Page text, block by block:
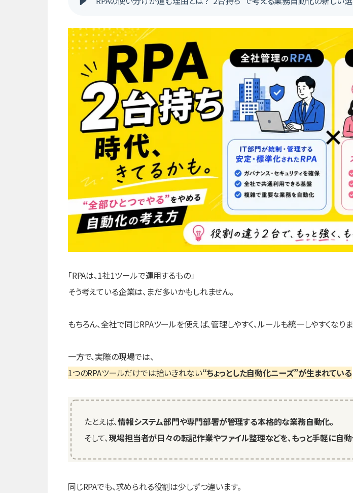
「RPAは、1社1ツールで運用するもの」
そう考えている企業は、まだ多いかもしれません。
もちろん、全社で同じRPAツールを使えば、管理しやすく、ルールも統一しやすくなりま
一方で、実際の現場では、
1つのRPAツールだけでは拾いきれない“ちょっとした自動化ニーズ”が生まれている
たとえば、情報システム部門や専門部署が管理する本格的な業務自動化。
そして、現場担当者が日々の転記作業やファイル整理などを、もっと手軽に自動
同じRPAでも、求められる役割は少しずつ違います。